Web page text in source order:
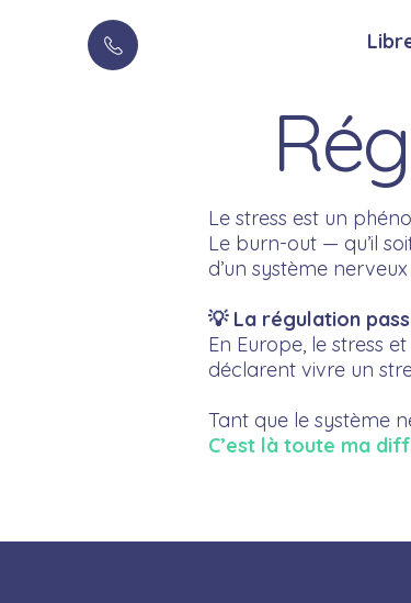
Le stress est un
Le burn-out — qu’il
d’un système
💡 La régulation
En Europe, le stress
déclarent vivre un
Tant que le système
C’est là toute ma